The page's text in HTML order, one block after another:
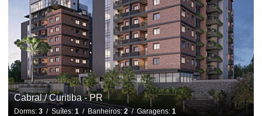
Cabral / Curitiba - PR
Dorms: 3/ Suítes: 1/ Banheiros:2/ Garagens: 1